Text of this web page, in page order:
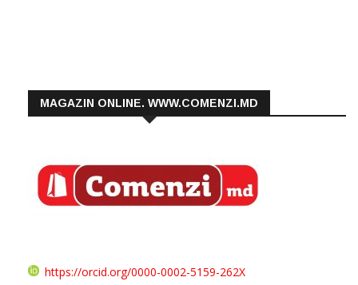
MAGAZIN ONLINE. WWW.COMENZI.MD
https://orcid.org/0000-0002-5159-262X